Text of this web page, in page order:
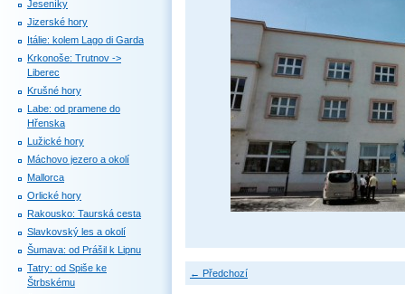
← Předchozí
Jeseníky
Jizerské hory
Itálie: kolem Lago di Garda
Krkonoše: Trutnov ->
Liberec
Krušné hory
Labe: od pramene do
Hřenska
Lužické hory
Máchovo jezero a okolí
Mallorca
Orlické hory
Rakousko: Taurská cesta
Slavkovský les a okolí
Šumava: od Prášil k Lipnu
Tatry: od Spiše ke
Štrbskému